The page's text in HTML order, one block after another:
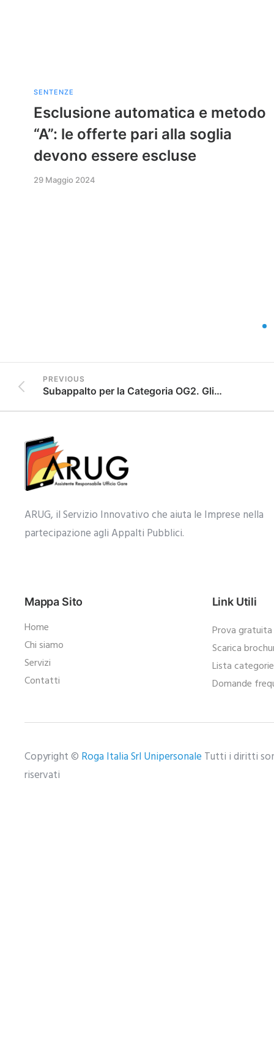
SENTENZE
Esclusione automatica e metodo
“A”: le offerte pari alla soglia
devono essere escluse
29 Maggio 2024
PREVIOUS
Subappalto per la Categoria OG2. Gli articoli 105 e 146 del Codice dei Contratti al vaglio della Corte Costituzionale!
ARUG, il Servizio Innovativo che aiuta le Imprese nella
partecipazione agli Appalti Pubblici.​
Mappa Sito
Home
Chi siamo
Servizi
Contatti
Link Utili
Prova gratuita
Scarica
Lista
Domande
Copyright © Roga Italia Srl Unipersonale Tutti i diritti
riservati